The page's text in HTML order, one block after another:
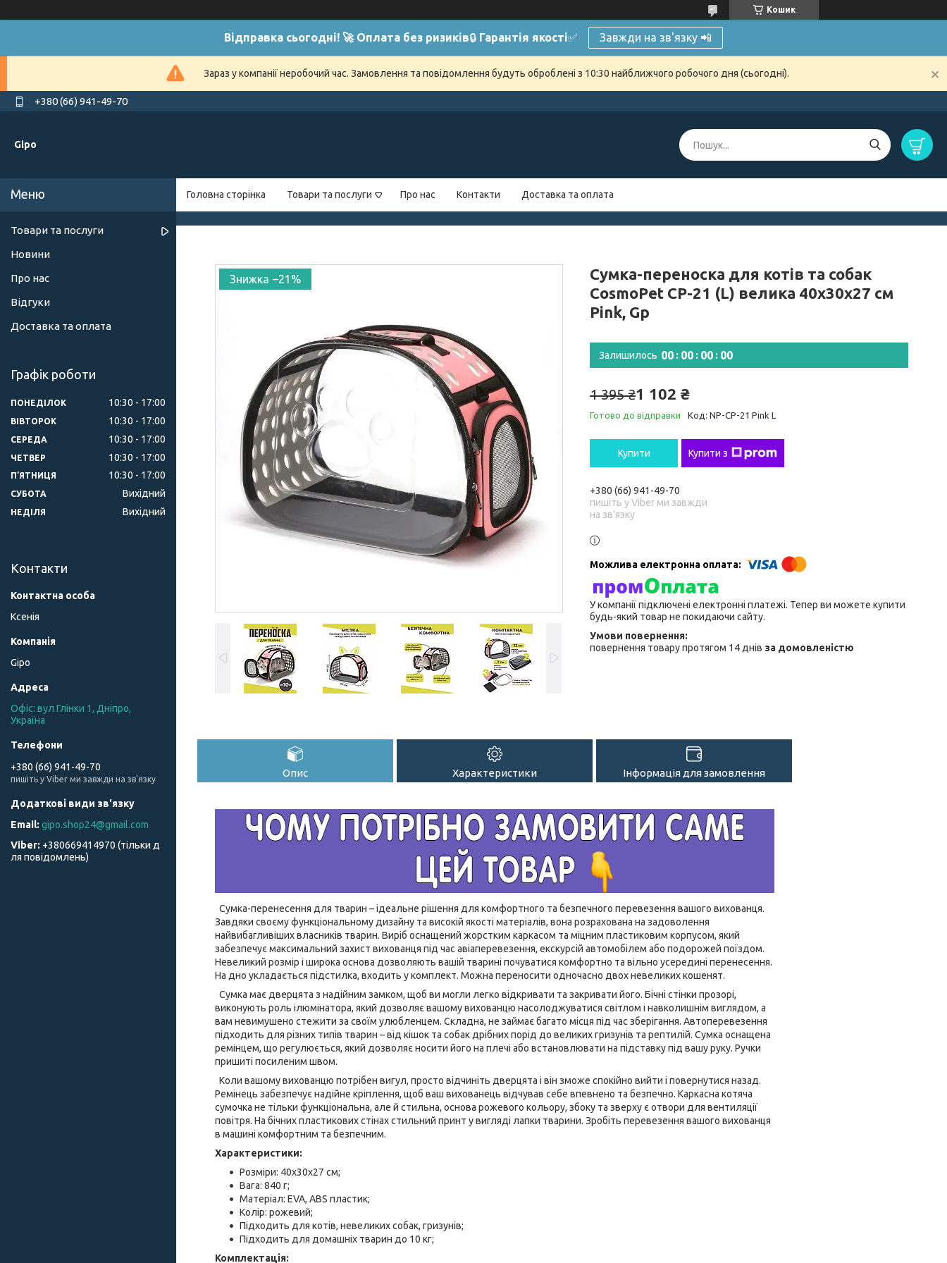
Кошик
Відправка сьогодні! 🚀 Оплата без ризиків🔒 Гарантія якості✅ Завжди на зв'язку 📲
Зараз у компанії неробочий час. Замовлення та повідомлення будуть оброблені з 10:30 найближчого робочого дня (сьогодні).
+380 (66) 941-49-70
Gipo
Головна сторінка Товари та послуги Про нас Контакти Доставка та оплата
–21%
Сумка-переноска для котів та собак
CosmoPet CP-21 (L) велика 40x30x27 см
Pink, Gp
Залишилось 00 00 00 00
1 395 ₴1 102 ₴
Готово до відправки Код: NP-CP-21 Pink L
Купити Купити з
+380 (66) 941-49-70
пишіть у Viber ми завжди
на зв'язку
У компанії підключені електронні платежі. Тепер ви можете купити
будь-який товар не покидаючи сайту.
повернення товару протягом 14 днів за домовленістю
Опис Характеристики Інформація для замовлення
Сумка-перенесення для тварин – ідеальне рішення для комфортного та безпечного перевезення вашого вихованця.
Завдяки своєму функціональному дизайну та високій якості матеріалів, вона розрахована на задоволення
найвибагливіших власників тварин. Виріб оснащений жорстким каркасом та міцним пластиковим корпусом, який
забезпечує максимальний захист вихованця під час авіаперевезення, екскурсій автомобілем або подорожей поїздом.
Невеликий розмір і широка основа дозволяють вашій тварині почуватися комфортно та вільно усередині перенесення.
На дно укладається підстилка, входить у комплект. Можна переносити одночасно двох невеликих кошенят.
Сумка має дверцята з надійним замком, щоб ви могли легко відкривати та закривати його. Бічні стінки прозорі,
виконують роль ілюмінатора, який дозволяє вашому вихованцю насолоджуватися світлом і навколишнім виглядом, а
вам невимушено стежити за своїм улюбленцем. Складна, не займає багато місця під час зберігання. Автоперевезення
підходить для різних типів тварин – від кішок та собак дрібних порід до великих гризунів та рептилій. Сумка оснащена
ремінцем, що регулюється, який дозволяє носити його на плечі або встановлювати на підставку під вашу руку. Ручки
пришиті посиленим швом.
Коли вашому вихованцю потрібен вигул, просто відчиніть дверцята і він зможе спокійно вийти і повернутися назад.
Ремінець забезпечує надійне кріплення, щоб ваш вихованець відчував себе впевнено та безпечно. Каркасна котяча
сумочка не тільки функціональна, але й стильна, основа рожевого кольору, збоку та зверху є отвори для вентиляції
повітря. На бічних пластикових стінах стильний принт у вигляді лапки тварини. Зробіть перевезення вашого вихованця
в машині комфортним та безпечним.
Характеристики:
Розміри: 40x30x27 см;
Вага: 840 г;
Матеріал: EVA, ABS пластик;
Колір: рожевий;
Підходить для котів, невеликих собак, гризунів;
Підходить для домашніх тварин до 10 кг;
Комплектація:
Товари та послуги
Новини
Про нас
Відгуки
Доставка та оплата
Графік роботи
ПОНЕДІЛОК 10:30 17:00
ВІВТОРОК 10:30 17:00
СЕРЕДА 10:30 17:00
ЧЕТВЕР 10:30 17:00
ПʼЯТНИЦЯ 10:30 17:00
СУБОТА Вихідний
НЕДІЛЯ Вихідний
Контакти
Ксенія
Gipo
Офіс: вул Глінки 1, Дніпро,
Україна
+380 (66) 941-49-70
пишіть у Viber ми завжди на зв'язку
gipo.shop24@gmail.com
+380669414970 (тільки д
ля повідомлень)